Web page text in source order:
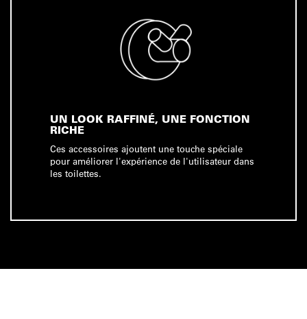
UN LOOK RAFFINÉ, UNE FONCTION
RICHE
Ces accessoires ajoutent une touche spéciale
pour améliorer l'expérience de l'utilisateur dans
les toilettes.